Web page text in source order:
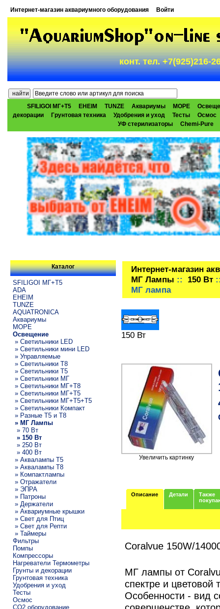
Интернет-магазин аквариумного оборудования Войти
конт. тел. +7(925)216-
SFILIGOI МГ+Т5 EHEIM TUNZE Аквариумы МОРЕ
декорации
Грунтовая техника Удобрения и уход Тесты
Осмос
УФ стерилизаторы
Chemi-Pure
Каталог
SFILIGOI МГ+Т5
ADA
EHEIM
TUNZE
AQUATRONICA
Аквариумы
МОРЕ
Освещение
» Светильники LED
» Светильники мини LED
» Управляемые
» Светильники T8
» Светильники T5
» Светильники МГ
» Светильники МГ+T8
» Светильники МГ+T5
» Светильники МГ+T5+T5
» Светильники Компакт
» Разные T5 и T8
» МГ Лампы
» 70 Вт
» 150 Вт
» 250 Вт
» 400 Вт
» Аквалампы T5
» Аквалампы T8
» Компактлампы
» Отражатели
» ЭПРА
» Патроны
» Держатели
» Аквариумные крышки
» Свет для Птиц
» Свет для Репти
» Таймеры
Фильтры
Помпы
Компрессоры
Нагреватели Термометры
Грунты и декорации
Грунтовая техника
Удобрения и уход
Тесты
Осмос
CO2 оборудование
Интернет-магазин
МГ Лампы :: 150 Вт::
МГ лампа
150 Вт
Увеличить картинку
Описание Детали
Также
Coralvue 150W/
МГ лампы от
спектре и цветовой
Особенности - вид